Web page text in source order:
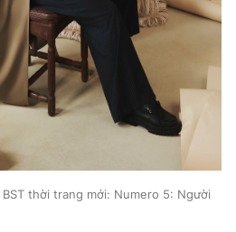
thời trang mới: Numero 5: Người